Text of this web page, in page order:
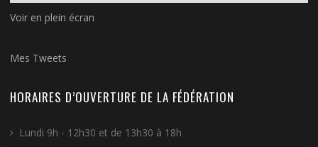
Voir en plein écran
Mes Tweets
HORAIRES D’OUVERTURE DE LA FÉDÉRATION
Lundi 9h - 12h30 et de 13h30 à 18h